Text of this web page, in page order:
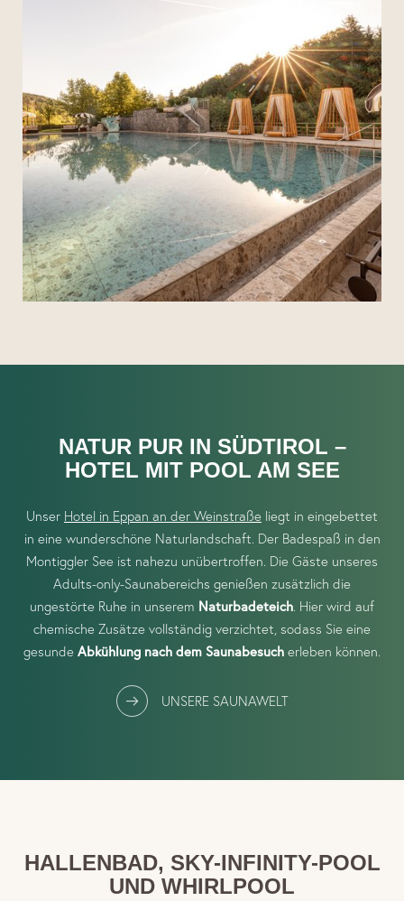
NATUR PUR IN SÜDTIROL –
HOTEL MIT POOL AM SEE
Unser Hotel in Eppan an der Weinstraße liegt in eingebettet
in eine wunderschöne Naturlandschaft. Der Badespaß in den
Montiggler See ist nahezu unübertroffen. Die Gäste unseres
Adults-only-Saunabereichs genießen zusätzlich die
ungestörte Ruhe in unserem Naturbadeteich. Hier wird auf
chemische Zusätze vollständig verzichtet, sodass Sie eine
gesunde Abkühlung nach dem Saunabesuch erleben können.
UNSERE SAUNAWELT
HALLENBAD, SKY-INFINITY-POOL
UND WHIRLPOOL